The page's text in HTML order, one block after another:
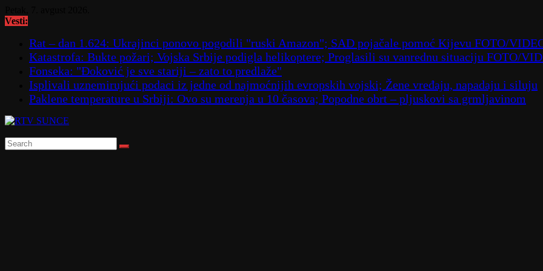
to
Vesti:
Rat – dan 1.624: Ukrajinci ponovo pogodili "ruski Amazon"; SAD pojačale pomoć Kijevu FOTO/
Katastrofa: Bukte požari; Vojska Srbije podigla helikoptere; Proglasili su vanrednu situaciju FOTO/
Fonseka: "Đoković je sve stariji – zato to predlaže"
Isplivali uznemirujući podaci iz jedne od najmoćnijih evropskih vojski; Žene vređaju, napadaju i siluju
Paklene temperature u Srbiji: Ovo su merenja u 10 časova; Popodne obrt – pljuskovi sa grmljavinom